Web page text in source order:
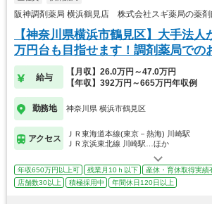
阪神調剤薬局 横浜鶴見店 株式会社スギ薬局の薬剤
【神奈川県横浜市鶴見区】大手法
万円台も目指せます！調剤薬局での
給与
【月収】26.0万円～47.0万円
【年収】392万円～665万円年収例
勤務地 神奈川県 横浜市鶴見区
アクセス
ＪＲ東海道本線(東京－熱海) 川崎駅
ＪＲ京浜東北線 川崎駅…ほか
年収650万円以上可 残業月10ｈ以下 産休・育休取得実績
店舗数30以上
積極採用中 年間休日120日以上